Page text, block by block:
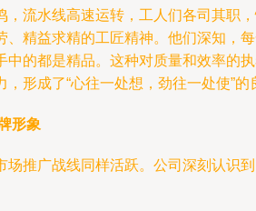
，流水线高速运转，工人们各司其职
精益求精的工匠精神。他们深知，
的都是精品。这种对质量和效率的
形成了“心往一处想，劲往一处使”
形象
推广战线同样活跃。公司深刻认识